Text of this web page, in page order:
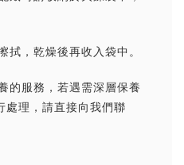
，乾燥後再收入袋中。
的服務，若遇需深層保養
處理，請直接向我們聯